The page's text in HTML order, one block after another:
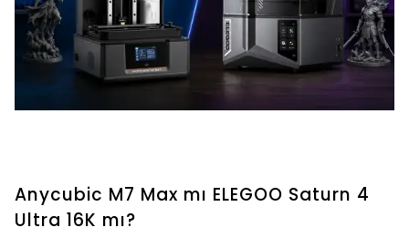
Anycubic M7 Max mı ELEGOO Saturn 4
Ultra 16K mı?